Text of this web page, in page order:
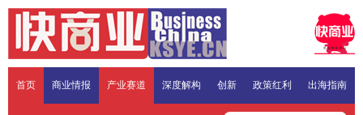
首页 商业情报 产业赛道 深度解构 创新 政策红利 出海指南